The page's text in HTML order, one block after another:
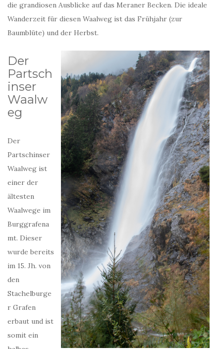
die grandiosen Ausblicke auf das Meraner Becken. Die ideale
Wanderzeit für diesen Waalweg ist das Frühjahr (zur
Baumblüte) und der Herbst.
Der
Partsch
inser
Waalw
eg
Der
Partschinser
Waalweg ist
einer der
ältesten
Waalwege im
Burggrafena
mt. Dieser
wurde bereits
im 15. Jh. von
den
Stachelburge
r Grafen
erbaut und ist
somit ein